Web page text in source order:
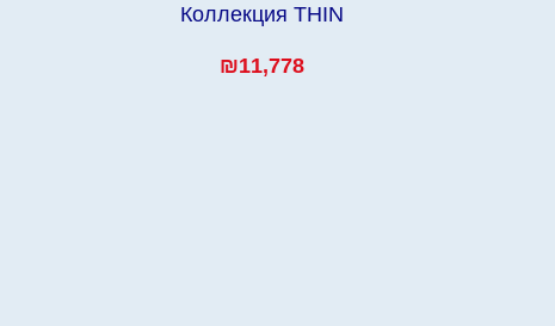
Коллекция THIN
₪11,778